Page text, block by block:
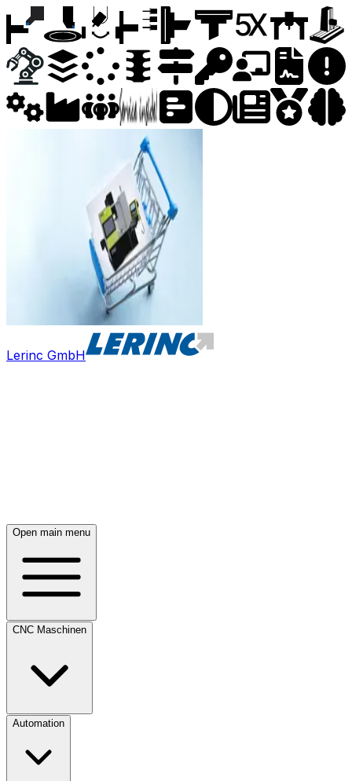
Lerinc GmbH
Open main menu
CNC Maschinen
Automation